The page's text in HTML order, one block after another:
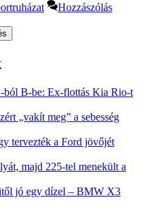
Hozzászólás
ból B-be: Ex-flottás Kia Rio-t
„vakít meg” a sebesség
tervezték a Ford jövőjét
majd 225-tel menekült a
jó egy dízel – BMW X3